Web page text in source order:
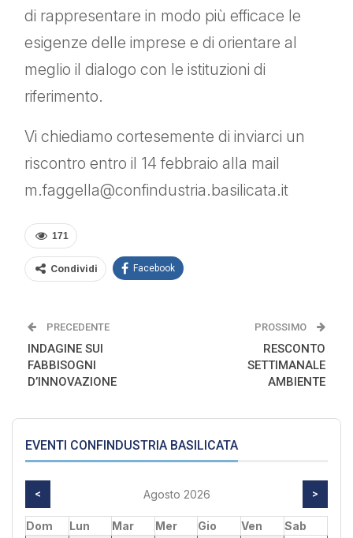
di rappresentare in modo più efficace le
esigenze delle imprese e di orientare al
meglio il dialogo con le istituzioni di
riferimento.
Vi chiediamo cortesemente di inviarci un
riscontro entro il 14 febbraio alla mail
m.faggella@confindustria.basilicata.it
171
Condividi Facebook
PRECEDENTE
INDAGINE SUI
FABBISOGNI
D’INNOVAZIONE
PROSSIMO
RESCONTO
SETTIMANALE
AMBIENTE
EVENTI CONFINDUSTRIA BASILICATA
< Agosto 2026 >
Dom Lun Mar Mer Gio Ven
Sab